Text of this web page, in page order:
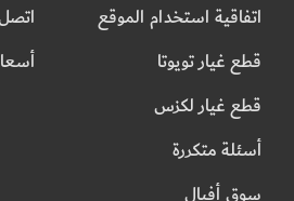
اتفاقية استخدام الموقع
قطع غيار تويوتا
قطع غيار لكزس
أسئلة متكررة
سوق أفيال